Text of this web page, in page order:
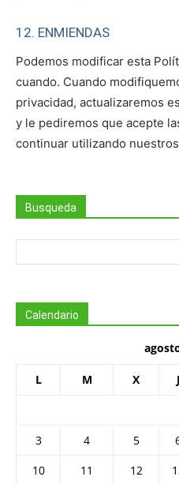
12. ENMIENDAS
Podemos modificar esta
cuando. Cuando
privacidad, actualizaremos
y le pediremos que acepte
continuar utilizando
Busqueda
Calendario
L M X J
3
4 5
10
11 12